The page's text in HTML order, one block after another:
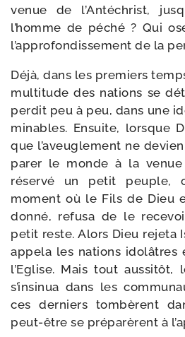
venue de l’Antéchrist,
l’homme de péché ? Qui
l’approfondissement de la
Déjà, dans les pre­miers
mul­ti­tude des nations se
per­dit peu à peu, dans une
mi­nables. Ensuite, lorsque
que l’aveuglement ne
pa­rer le monde à la
réser­vé un petit peuple,
moment où le Fils de Dieu
don­né, refu­sa de le
petit reste. Alors Dieu reje­ta
appe­la les nations ido­lâtres
l’Eglise. Mais tout aus­si­tôt,
s’insinua dans les
ces der­niers tom­bèrent
peut-​être se pré­pa­rèrent à